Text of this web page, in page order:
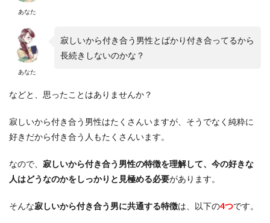
あなた
あなた
寂しいから付き合う男性とばかり付き合ってるから
長続きしないのかな？
などと、思ったことはありませんか？
寂しいから付き合う男性はたくさんいますが、そうでなく純粋に
好きだから付き合う人もたくさんいます。
なので、 寂しいから付き合う男性の特徴を理解して、今の好きな
人はどうなのかをしっかりと見極める必要があります。
そんな寂しいから付き合う男に共通する特徴は、以下の4つです。